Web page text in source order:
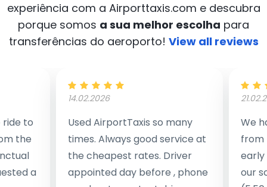
experiência com a Airporttaxis.com e descubra
porque somos a sua melhor escolha para
transferências do aeroporto! View all reviews
to
the
a
14.02.2026
Used AirportTaxis so many
times. Always good service at
the cheapest rates. Driver
appointed day before , phone
We
from
early
our